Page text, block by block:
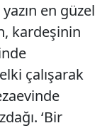
en güzel
kardeşinin
çalışarak
‘Bir